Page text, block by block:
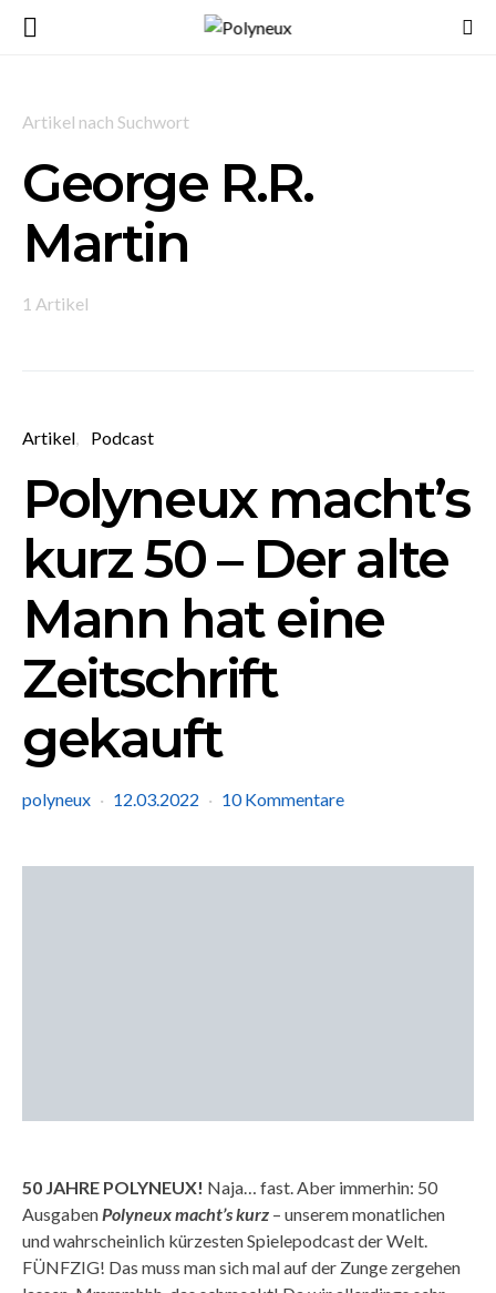
Artikel nach Suchwort
George R.R.
Martin
1 Artikel
Artikel Podcast
Polyneux macht’s
kurz 50 – Der alte
Mann hat eine
Zeitschrift
gekauft
polyneux 12.03.2022 10 Kommentare
50 JAHRE POLYNEUX! Naja… fast. Aber immerhin: 50
Ausgaben Polyneux macht’s kurz – unserem monatlichen
und wahrscheinlich kürzesten Spielepodcast der Welt.
FÜNFZIG! Das muss man sich mal auf der Zunge zergehen